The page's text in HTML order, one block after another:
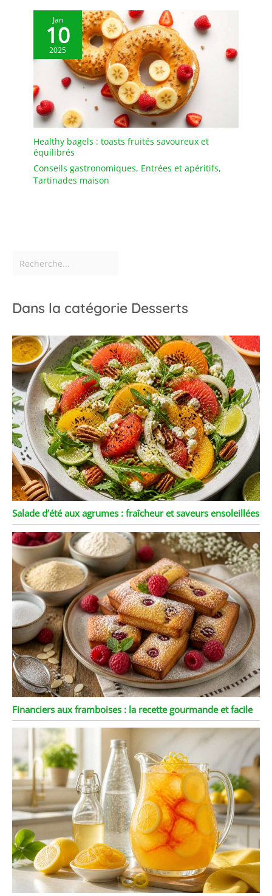
bouteille. La grande
ouverture de la bouteille
permet de nettoyer
facilement l'intérieur des
bocaux de stockage avec
des couvercles en bois.
Jan
10
2025
Healthy bagels : toasts fruités savoureux et
équilibrés
Conseils gastronomiques, Entrées et apéritifs,
Tartinades maison
Dans la catégorie Desserts
Salade d’été aux agrumes : fraîcheur et saveurs ensoleillées
Financiers aux framboises : la recette gourmande et facile